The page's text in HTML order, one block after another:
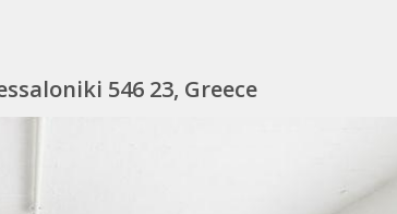
546 23, Greece